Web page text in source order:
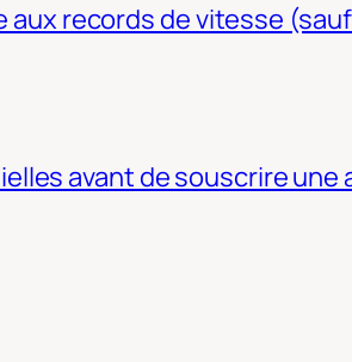
records de vitesse
avant de souscrire une